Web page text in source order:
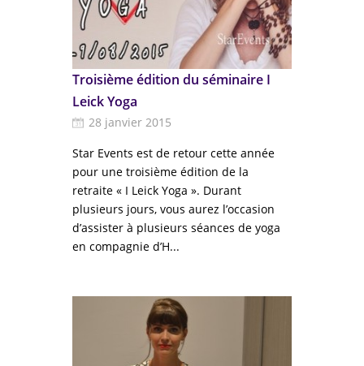
Troisième édition du séminaire I
Leick Yoga
28 janvier 2015
Star Events est de retour cette année
pour une troisième édition de la
retraite « I Leick Yoga ». Durant
plusieurs jours, vous aurez l’occasion
d’assister à plusieurs séances de yoga
en compagnie d’H...